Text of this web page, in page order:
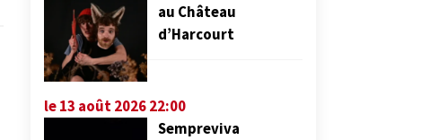
au Château
d’Harcourt
le 13 août 2026 22:00
Sempreviva